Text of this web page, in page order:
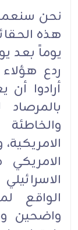
نحن
هذه
يوماً بعد
ردع هؤلاء
أرادوا
الواقع
واضحين